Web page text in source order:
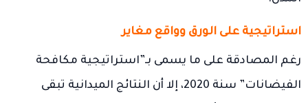
استراتيجية على الورق وواقع مغاير
رغم المصادقة على ما يسمى بـ”استراتيجية مكافحة
الفيضانات” سنة 2020، إلا أن النتائج الميدانية تبقى